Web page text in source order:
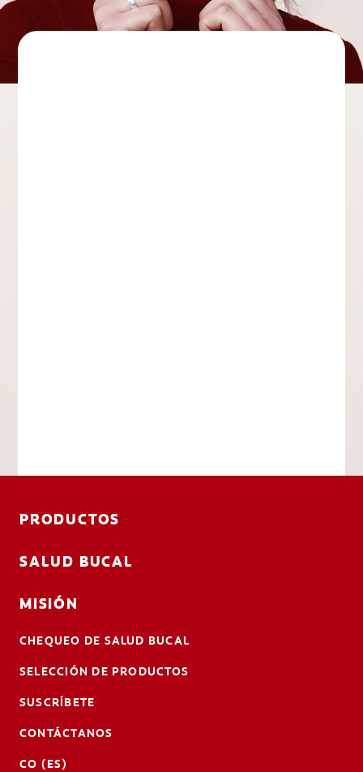
PRODUCTOS
SALUD BUCAL
MISIÓN
CHEQUEO DE SALUD BUCAL
SELECCIÓN DE PRODUCTOS
SUSCRÍBETE
CONTÁCTANOS
CO (ES)